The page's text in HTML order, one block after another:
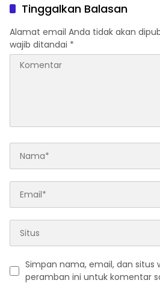
Diamankan
Tinggalkan Balasan
Alamat email Anda tidak akan
wajib ditandai *
Simpan nama, email, dan situs
peramban ini untuk komentar